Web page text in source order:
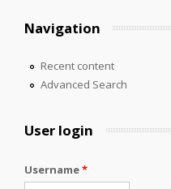
Navigation
Recent content
Advanced Search
User login
Username*